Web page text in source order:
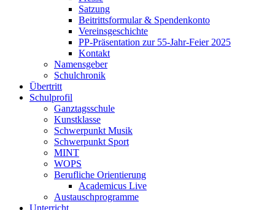
Satzung
Beitrittsformular & Spendenkonto
Vereinsgeschichte
PP-Präsentation zur 55-Jahr-Feier 2025
Kontakt
Namensgeber
Schulchronik
Übertritt
Schulprofil
Ganztagsschule
Kunstklasse
Schwerpunkt Musik
Schwerpunkt Sport
MINT
WOPS
Berufliche Orientierung
Academicus Live
Austauschprogramme
Unterricht